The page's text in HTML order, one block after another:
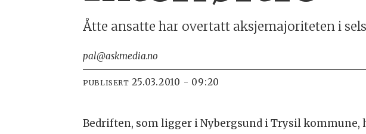
Åtte ansatte har overtatt aksjemajoriteten i
pal@askmedia.no
PUBLISERT 25.03.2010 - 09:20
Bedriften, som ligger i Nybergsund i Trysil